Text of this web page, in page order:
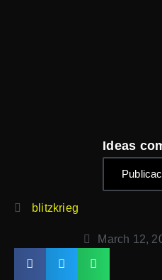
Ideas
blitzkrieg
March 12,